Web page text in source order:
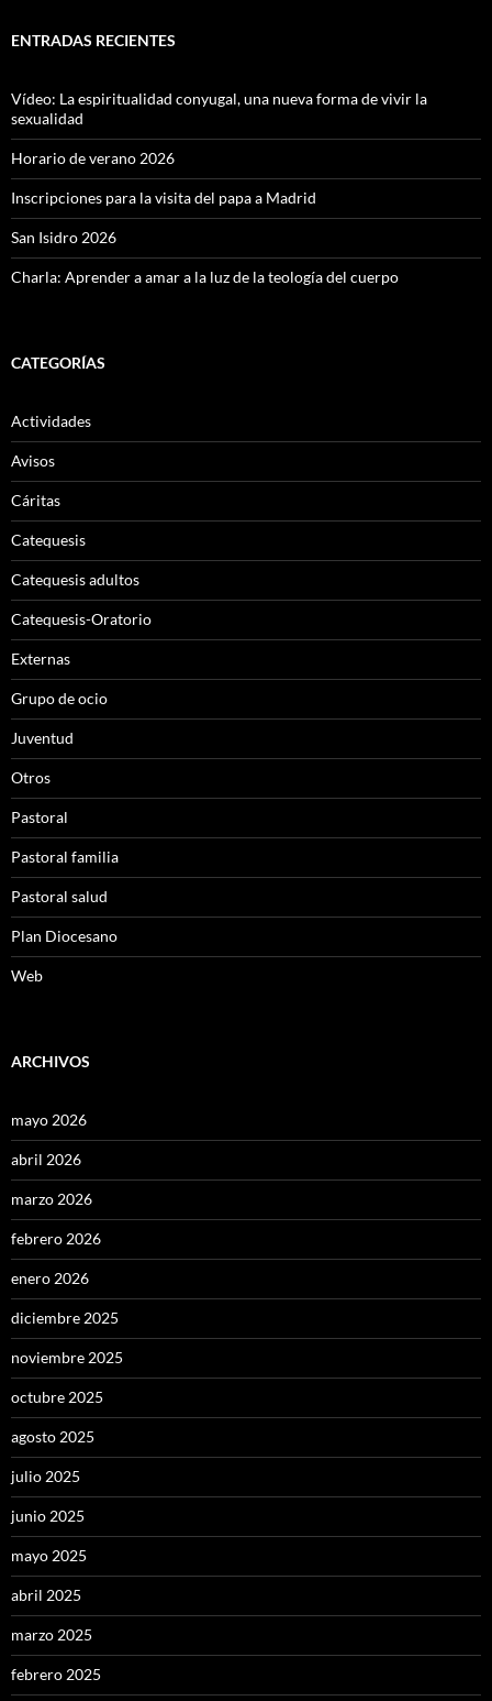
ENTRADAS RECIENTES
Vídeo: La espiritualidad conyugal, una nueva forma de vivir la
sexualidad
Horario de verano 2026
Inscripciones para la visita del papa a Madrid
San Isidro 2026
Charla: Aprender a amar a la luz de la teología del cuerpo
CATEGORÍAS
Actividades
Avisos
Cáritas
Catequesis
Catequesis adultos
Catequesis-Oratorio
Externas
Grupo de ocio
Juventud
Otros
Pastoral
Pastoral familia
Pastoral salud
Plan Diocesano
Web
ARCHIVOS
mayo 2026
abril 2026
marzo 2026
febrero 2026
enero 2026
diciembre 2025
noviembre 2025
octubre 2025
agosto 2025
julio 2025
junio 2025
mayo 2025
abril 2025
marzo 2025
febrero 2025